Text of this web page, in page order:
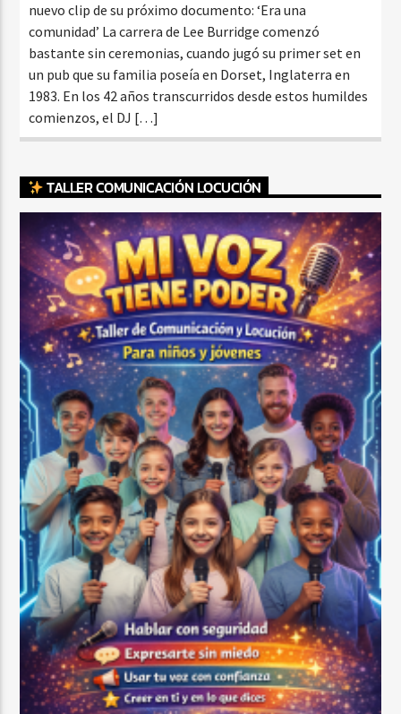
nuevo clip de su próximo documento: ‘Era una
comunidad’ La carrera de Lee Burridge comenzó
bastante sin ceremonias, cuando jugó su primer set en
un pub que su familia poseía en Dorset, Inglaterra en
1983. En los 42 años transcurridos desde estos humildes
comienzos, el DJ […]
TALLER COMUNICACIÓN LOCUCIÓN